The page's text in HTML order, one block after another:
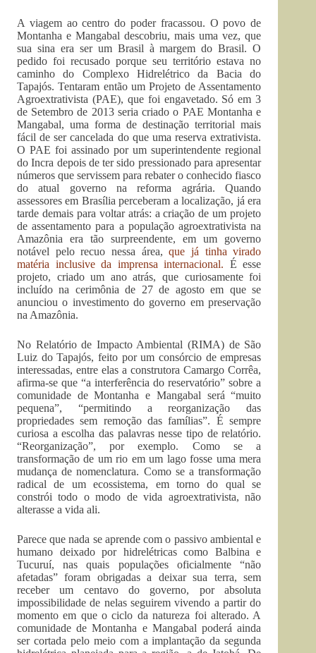
A viagem ao centro do poder fracassou. O povo de
Montanha e Mangabal descobriu, mais uma vez, que
sua sina era ser um Brasil à margem do Brasil. O
pedido foi recusado porque seu território estava no
caminho do Complexo Hidrelétrico da Bacia do
Tapajós. Tentaram então um Projeto de Assentamento
Agroextrativista (PAE), que foi engavetado. Só em 3
de Setembro de 2013 seria criado o PAE Montanha e
Mangabal, uma forma de destinação territorial mais
fácil de ser cancelada do que uma reserva extrativista.
O PAE foi assinado por um superintendente regional
do Incra depois de ter sido pressionado para apresentar
números que servissem para rebater o conhecido fiasco
do atual governo na reforma agrária. Quando
assessores em Brasília perceberam a localização, já era
tarde demais para voltar atrás: a criação de um projeto
de assentamento para a população agroextrativista na
Amazônia era tão surpreendente, em um governo
notável pelo recuo nessa área,que já tinha virado
matéria inclusive da imprensa internacional. É esse
projeto, criado um ano atrás, que curiosamente foi
incluído na cerimônia de 27 de agosto em que se
anunciou o investimento do governo em preservação
na Amazônia.
No Relatório de Impacto Ambiental (RIMA) de São
Luiz do Tapajós, feito por um consórcio de empresas
interessadas, entre elas a construtora Camargo Corrêa,
afirma-se que “a interferência do reservatório” sobre a
comunidade de Montanha e Mangabal será “muito
pequena”, “permitindo a reorganização das
propriedades sem remoção das famílias”. É sempre
curiosa a escolha das palavras nesse tipo de relatório.
“Reorganização”, por exemplo. Como se a
transformação de um rio em um lago fosse uma mera
mudança de nomenclatura. Como se a transformação
radical de um ecossistema, em torno do qual se
constrói todo o modo de vida agroextrativista, não
alterasse a vida ali.
Parece que nada se aprende com o passivo ambiental e
humano deixado por hidrelétricas como Balbina e
Tucuruí, nas quais populações oficialmente “não
afetadas” foram obrigadas a deixar sua terra, sem
receber um centavo do governo, por absoluta
impossibilidade de nelas seguirem vivendo a partir do
momento em que o ciclo da natureza foi alterado. A
comunidade de Montanha e Mangabal poderá ainda
ser cortada pelo meio com a implantação da segunda